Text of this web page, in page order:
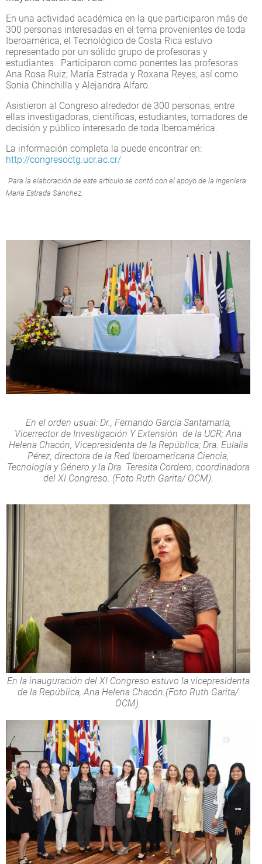
En una actividad académica en la que participaron más de
300 personas interesadas en el tema provenientes de toda
Iberoamérica, el Tecnológico de Costa Rica estuvo
representado por un sólido grupo de profesoras y
estudiantes. Participaron como ponentes las profesoras
Ana Rosa Ruiz; María Estrada y Roxana Reyes; así como
Sonia Chinchilla y Alejandra Alfaro.
Asistieron al Congreso alrededor de 300 personas, entre
ellas investigadoras, científicas, estudiantes, tomadores de
decisión y público interesado de toda Iberoamérica.
La información completa la puede encontrar en:
http://congresoctg.ucr.ac.cr/
Para la elaboración de este artículo se contó con el apoyo de la ingeniera
María Estrada Sánchez.
En el orden usual: Dr., Fernando García Santamaría,
Vicerrector de Investigación Y Extensión de la UCR; Ana
Helena Chacón, Vicepresidenta de la República; Dra. Eulalia
Pérez, directora de la Red Iberoamericana Ciencia,
Tecnología y Género y la Dra. Teresita Cordero, coordinadora
del XI Congreso. (Foto Ruth Garita/ OCM).
En la inauguración del XI Congreso estuvo la vicepresidenta
de la República, Ana Helena Chacón.(Foto Ruth Garita/
OCM).